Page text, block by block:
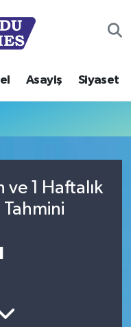
Asayiş Siyaset
ve 1 Haftalık